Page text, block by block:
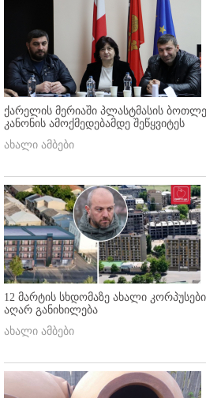
ქარელის მერიაში პლასტმასის
კანონის ამოქმედებამდე შეწყვიტეს
ახალი ამბები
12 მარტის სხდომაზე ახალი
აღარ განიხილება
ახალი ამბები